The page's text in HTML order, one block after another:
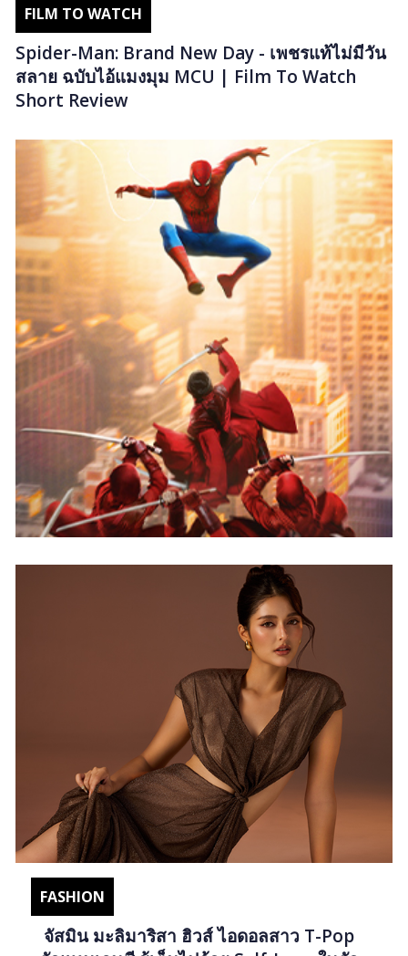
FILM TO WATCH
Spider-Man: Brand New Day - เพชรแท้ไม่มีวัน
สลาย ฉบับไอ้แมงมุม MCU | Film To Watch
Short Review
FASHION
จัสมิน มะลิมาริสา ฮิวส์ ไอดอลสาว T-Pop